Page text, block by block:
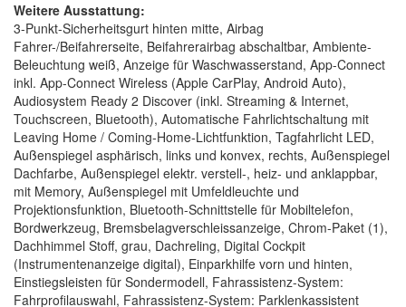
Weitere Ausstattung:
3-Punkt-Sicherheitsgurt hinten mitte, Airbag
Fahrer-/Beifahrerseite, Beifahrerairbag abschaltbar, Ambiente-
Beleuchtung weiß, Anzeige für Waschwasserstand, App-Connect
inkl. App-Connect Wireless (Apple CarPlay, Android Auto),
Audiosystem Ready 2 Discover (inkl. Streaming & Internet,
Touchscreen, Bluetooth), Automatische Fahrlichtschaltung mit
Leaving Home / Coming-Home-Lichtfunktion, Tagfahrlicht LED,
Außenspiegel asphärisch, links und konvex, rechts, Außenspiegel
Dachfarbe, Außenspiegel elektr. verstell-, heiz- und anklappbar,
mit Memory, Außenspiegel mit Umfeldleuchte und
Projektionsfunktion, Bluetooth-Schnittstelle für Mobiltelefon,
Bordwerkzeug, Bremsbelagverschleissanzeige, Chrom-Paket (1),
Dachhimmel Stoff, grau, Dachreling, Digital Cockpit
(Instrumentenanzeige digital), Einparkhilfe vorn und hinten,
Einstiegsleisten für Sondermodell, Fahrassistenz-System:
Fahrprofilauswahl, Fahrassistenz-System: Parklenkassistent